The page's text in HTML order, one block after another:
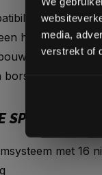
media,
verstrekt of
met
hoger niveau
voor
met 16